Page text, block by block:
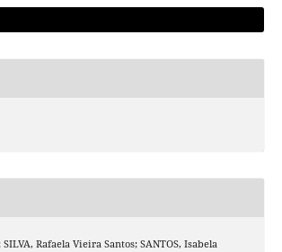
Rafaela Vieira Santos; SANTOS, Isabela